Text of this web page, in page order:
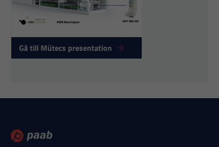
Gå till Mütecs presentation